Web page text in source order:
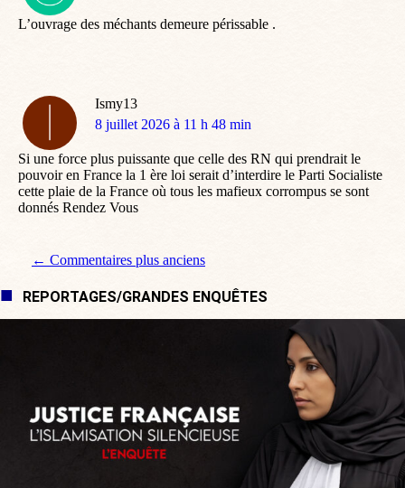
L’ouvrage des méchants demeure périssable .
Ismy13
dit
8 juillet 2026 à 11 h 48 min
Si une force plus puissante que celle des RN qui prendrait le
pouvoir en France la 1 ère loi serait d’interdire le Parti Socialiste
cette plaie de la France où tous les mafieux corrompus se sont
donnés Rendez Vous
Navigation de commentaire
← Commentaires plus anciens
REPORTAGES/GRANDES ENQUÊTES